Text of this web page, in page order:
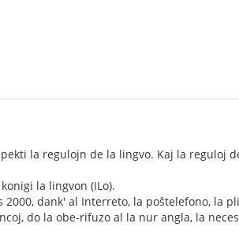
la regulojn de la lingvo. Kaj la reguloj
la lingvon (ILo).
dank' al Interreto, la poŝtelefono, la
do la obe-rifuzo al la nur angla, la